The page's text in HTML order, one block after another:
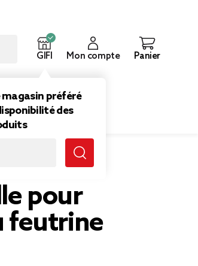
GIFI
préféré
des
Mon compte Panier
pour
feutrine